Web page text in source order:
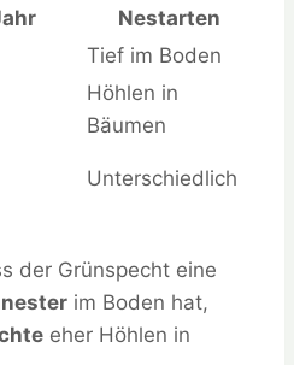
Nestarten
Tief im Boden
Höhlen in
Bäumen
Unterschiedlich
der Grünspecht eine
im Boden hat,
eher Höhlen in